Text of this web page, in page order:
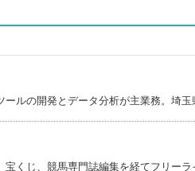
ルの開発とデータ分析が主業務。埼玉
くじ、競馬専門誌編集を経てフリー